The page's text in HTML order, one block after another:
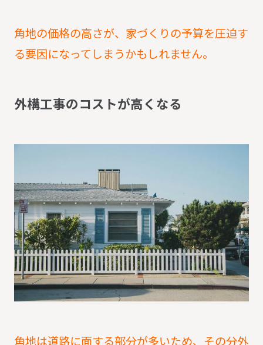
角地の価格の高さが、家づくりの予算を圧迫す
る要因になってしまうかもしれません。
外構工事のコス トが高く なる
角地は道路に面する部分が多いため、その分外